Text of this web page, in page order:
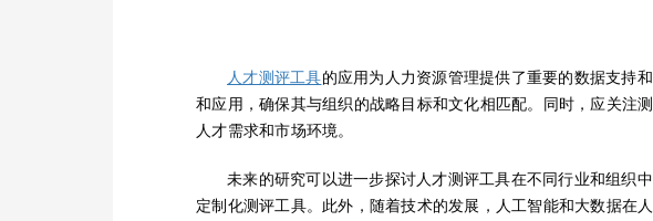
人才测评工具的应用为人力资源管理提供了重要的数据支持
和应用，确保其与组织的战略目标和文化相匹配。同时，应关注
人才需求和市场环境。
未来的研究可以进一步探讨人才测评工具在不同行业和组织
定制化测评工具。此外，随着技术的发展，人工智能和大数据在